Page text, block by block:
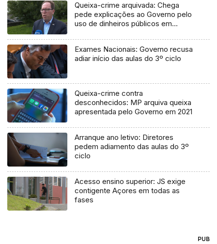
Queixa-crime arquivada: Chega
pede explicações ao Governo pelo
uso de dinheiros públicos em
Exames Nacionais: Governo recusa
adiar início das aulas do 3º ciclo
Queixa-crime contra
desconhecidos: MP arquiva queixa
apresentada pelo Governo em 2021
Arranque ano letivo: Diretores
pedem adiamento das aulas do 3º
ciclo
Acesso ensino superior: JS exige
contigente Açores em todas as
fases
PUB